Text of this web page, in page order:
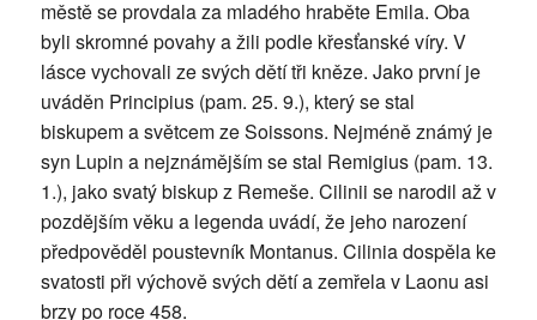
městě se provdala za mladého hraběte Emila. Oba
byli skromné povahy a žili podle křesťanské víry. V
lásce vychovali ze svých dětí tři kněze. Jako první je
uváděn Principius (pam. 25. 9.), který se stal
biskupem a světcem ze Soissons. Nejméně známý je
syn Lupin a nejznámějším se stal Remigius (pam. 13.
1.), jako svatý biskup z Remeše. Cilinii se narodil až v
pozdějším věku a legenda uvádí, že jeho narození
předpověděl poustevník Montanus. Cilinia dospěla ke
svatosti při výchově svých dětí a zemřela v Laonu asi
brzy po roce 458.